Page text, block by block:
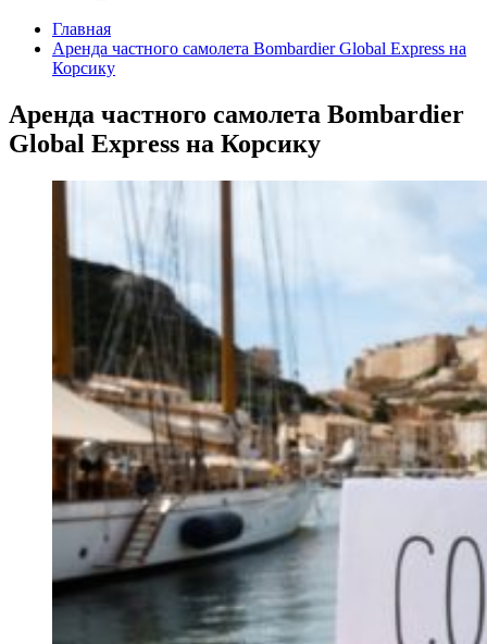
Главная
Аренда частного самолета Bombardier Global Express на
Корсику
Аренда частного самолета Bombardier
Global Express на Корсику